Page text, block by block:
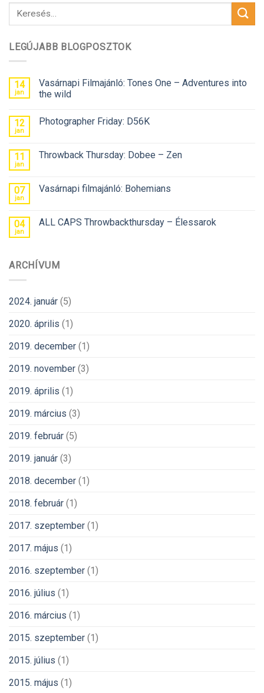
LEGÚJABB BLOGPOSZTOK
14
jan
Vasárnapi Filmajánló: Tones One – Adventures into
the wild
12
jan
Photographer Friday: D56K
11
jan
Throwback Thursday: Dobee – Zen
07
jan
Vasárnapi filmajánló: Bohemians
04
jan
ALL CAPS Throwbackthursday – Élessarok
ARCHÍVUM
2024. január (5)
2020. április (1)
2019. december (1)
2019. november (3)
2019. április (1)
2019. március (3)
2019. február (5)
2019. január (3)
2018. december (1)
2018. február (1)
2017. szeptember (1)
2017. május (1)
2016. szeptember (1)
2016. július (1)
2016. március (1)
2015. szeptember (1)
2015. július (1)
2015. május (1)